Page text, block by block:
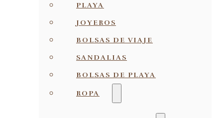
PLAYA
JOYEROS
BOLSAS DE VIAJE
SANDALIAS
BOLSAS DE PLAYA
ROPA